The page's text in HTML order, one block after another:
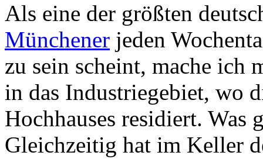
Als eine der größten
Münchener jeden
zu sein scheint, mache ich
in das Industriegebiet, wo
Hochhauses residiert. Was
Gleichzeitig hat im Keller